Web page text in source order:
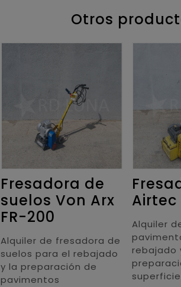
Otros
Fresadora de
suelos Von Arx
FR-200
Alquiler de fresadora de
suelos para el rebajado
y la preparación de
pavimentos
Airtec
Alquiler
rebajado